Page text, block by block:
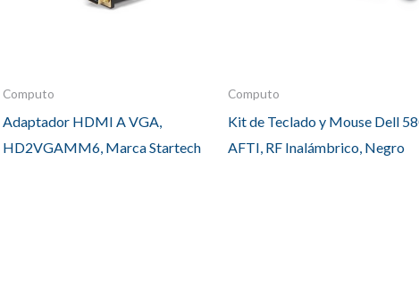
Computo
Adaptador HDMI A VGA,
HD2VGAMM6, Marca Startech
Computo
Kit de Teclado y Mouse Dell
AFTI, RF Inalámbrico, Negro